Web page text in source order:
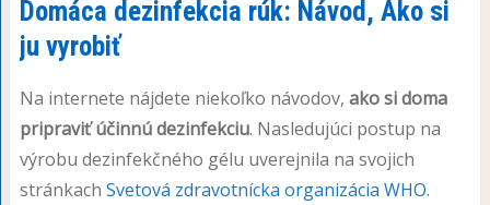
Domáca dezinfekcia rúk: Návod, Ako si
ju vyrobiť
Na internete nájdete niekoľko návodov, ako si doma
pripraviť účinnú dezinfekciu. Nasledujúci postup na
výrobu dezinfekčného gélu uverejnila na svojich
stránkach Svetová zdravotnícka organizácia WHO.